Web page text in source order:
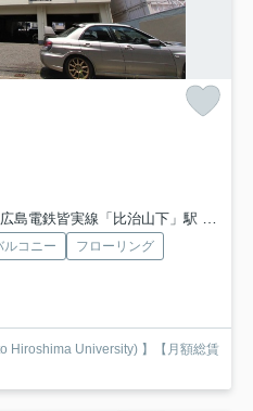
広島電鉄皆実線「比治山下」駅 徒歩28分
ルコニー
フローリング
Hiroshima University) 】【月額総賃